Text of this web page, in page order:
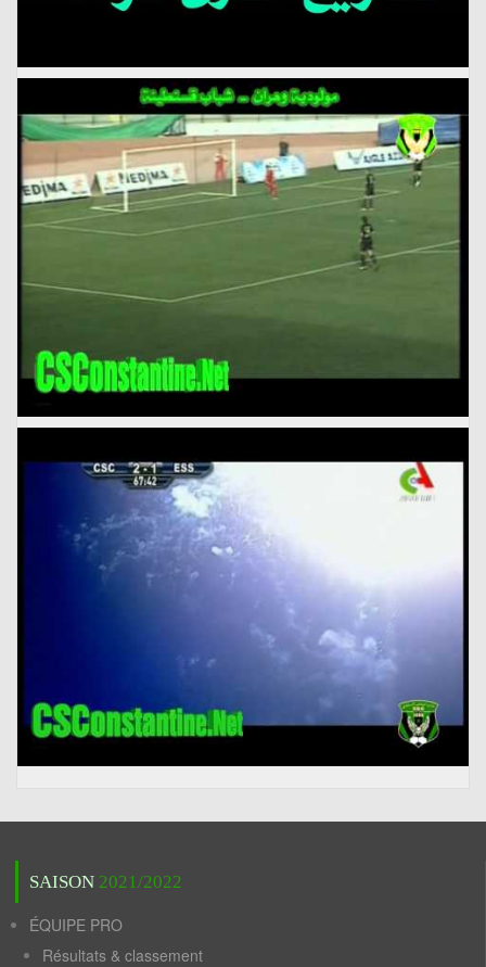
SAISON 2021/2022
ÉQUIPE PRO
Résultats & classement